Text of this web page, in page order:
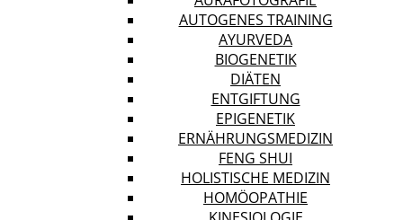
AUTOGENES TRAINING
AYURVEDA
BIOGENETIK
DIÄTEN
ENTGIFTUNG
EPIGENETIK
ERNÄHRUNGSMEDIZIN
FENG SHUI
HOLISTISCHE MEDIZIN
HOMÖOPATHIE